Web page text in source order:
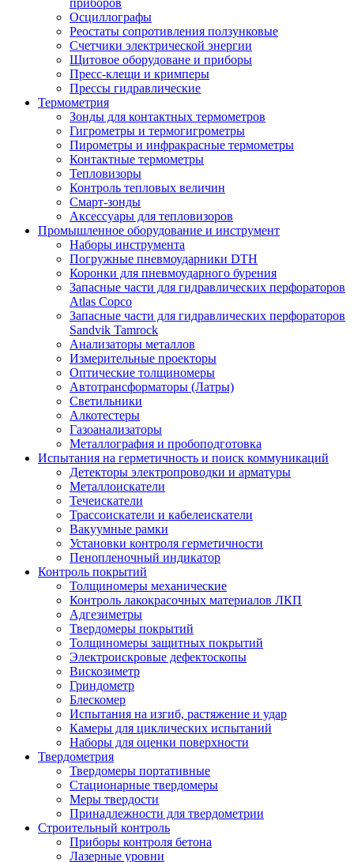
приборов
Осциллографы
Реостаты сопротивления ползунковые
Счетчики электрической энергии
Щитовое оборудоване и приборы
Пресс-клещи и кримперы
Прессы гидравлические
Термометрия
Зонды для контактных термометров
Гигрометры и термогигрометры
Пирометры и инфракрасные термометры
Контактные термометры
Тепловизоры
Контроль тепловых величин
Смарт-зонды
Аксессуары для тепловизоров
Промышленное оборудование и инструмент
Наборы инструмента
Погружные пневмоударники DTH
Коронки для пневмоударного бурения
Запасные части для гидравлических перфораторов
Atlas Copco
Запасные части для гидравлических перфораторов
Sandvik Tamrock
Анализаторы металлов
Измерительные проекторы
Оптические толщиномеры
Автотрансформаторы (Латры)
Светильники
Алкотестеры
Газоанализаторы
Металлография и пробоподготовка
Испытания на герметичность и поиск коммуникаций
Детекторы электропроводки и арматуры
Металлоискатели
Течеискатели
Трассоискатели и кабелеискатели
Вакуумные рамки
Установки контроля герметичности
Пенопленочный индикатор
Контроль покрытий
Толщиномеры механические
Контроль лакокрасочных материалов ЛКП
Адгезиметры
Твердомеры покрытий
Толщиномеры защитных покрытий
Электроискровые дефектоскопы
Вискозиметр
Гриндометр
Блескомер
Испытания на изгиб, растяжение и удар
Камеры для циклических испытаний
Наборы для оценки поверхности
Твердометрия
Твердомеры портативные
Стационарные твердомеры
Меры твердости
Принадлежности для твердометрии
Строительный контроль
Приборы контроля бетона
Лазерные уровни